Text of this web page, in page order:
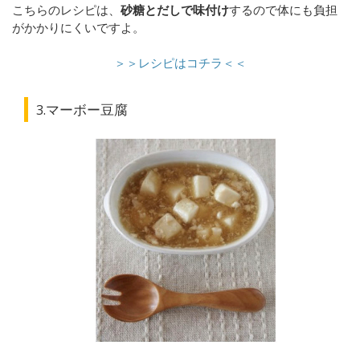
こちらのレシピは、 砂糖とだしで味付けするので体にも負担
がかかりにくいですよ。
＞＞レシピはコチラ＜＜
3.マーボー豆腐